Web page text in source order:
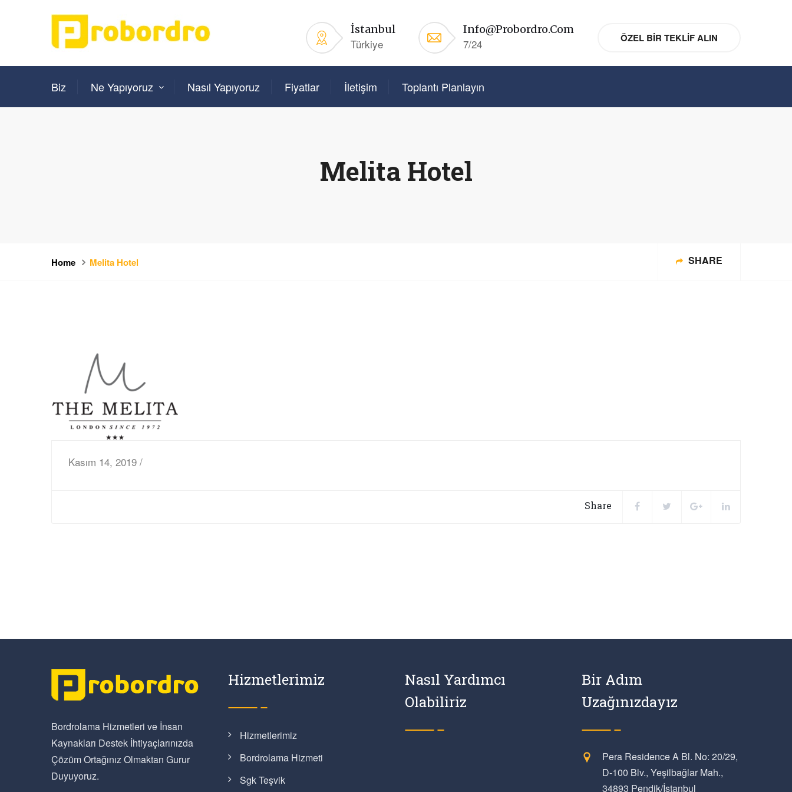
İstanbul
Türkiye
Info@probordro.com
7/24 ÖZEL BIR TEKLIF ALIN
Biz Ne Yapıyoruz Nasıl Yapıyoruz Fiyatlar İletişim Toplantı Planlayın
Melita Hotel
Home Melita Hotel SHARE
Kasım 14, 2019 /
Share
Bordrolama Hizmetleri ve İnsan
Kaynakları Destek İhtiyaçlarınızda
Çözüm Ortağınız Olmaktan Gurur
Duyuyoruz.
Hizmetlerimiz
Hizmetlerimiz
Bordrolama Hizmeti
Sgk Teşvik
Nasıl Yardımcı
Olabiliriz
Bir Adım
Uzağınızdayız
Pera Residence A Bl. No: 20/29,
D-100 Blv., Yeşilbağlar Mah.,
34893 Pendik/İstanbul